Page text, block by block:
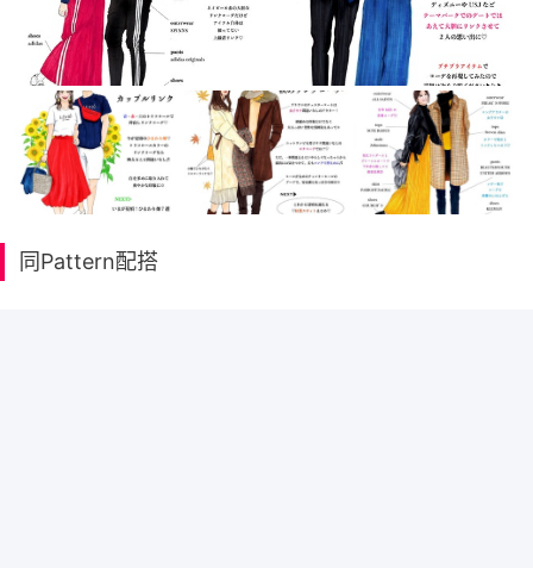
同Pattern配搭